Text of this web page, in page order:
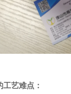
艺难点：